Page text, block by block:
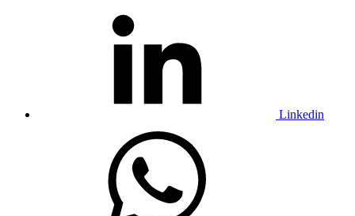
Linkedin